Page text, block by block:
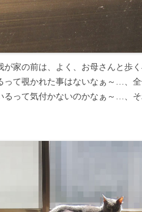
が家の前は、よく、お母さんと歩
って覗かれた事はないなぁ～…、
るって気付かないのかなぁ～…、